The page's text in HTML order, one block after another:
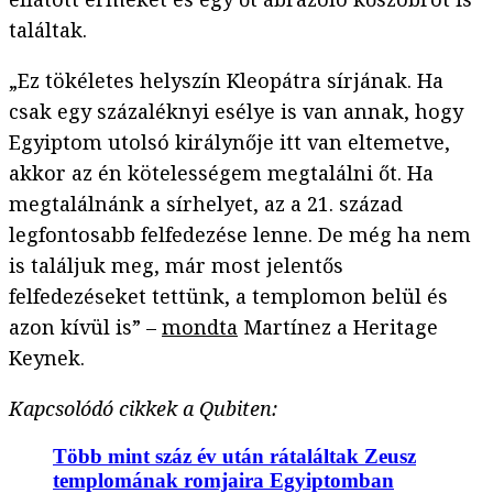
találtak.
„Ez tökéletes helyszín Kleopátra sírjának. Ha
csak egy százaléknyi esélye is van annak, hogy
Egyiptom utolsó királynője itt van eltemetve,
akkor az én kötelességem megtalálni őt. Ha
megtalálnánk a sírhelyet, az a 21. század
legfontosabb felfedezése lenne. De még ha nem
is találjuk meg, már most jelentős
felfedezéseket tettünk, a templomon belül és
azon kívül is” – mondta Martínez a Heritage
Keynek.
Kapcsolódó cikkek a Qubiten:
Több mint száz év után rátaláltak Zeusz
templomának romjaira Egyiptomban